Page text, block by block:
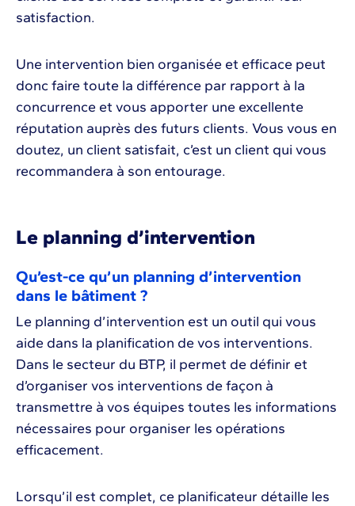
satisfaction.
Une intervention bien organisée et efficace peut
donc faire toute la différence par rapport à la
concurrence et vous apporter une excellente
réputation auprès des futurs clients. Vous vous en
doutez, un client satisfait, c’est un client qui vous
recommandera à son entourage.
Le planning d’intervention
Qu’est-ce qu’un planning d’intervention
dans le bâtiment ?
Le planning d’intervention est un outil qui vous
aide dans la planification de vos interventions.
Dans le secteur du BTP, il permet de définir et
d’organiser vos interventions de façon à
transmettre à vos équipes toutes les informations
nécessaires pour organiser les opérations
efficacement.
Lorsqu’il est complet, ce planificateur détaille les